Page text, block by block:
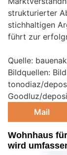
strukturierter
stichhaltigen
führt zur
Quelle:
Bildquellen:
tonodiaz/
Goodluz/
Mail
Wohnhaus
wird